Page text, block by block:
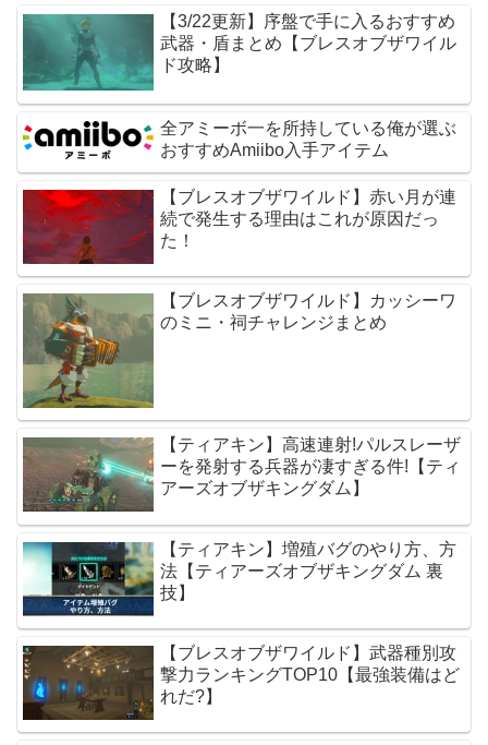
【3/22更新】序盤で手に入るおすすめ
武器・盾まとめ【ブレスオブザワイル
ド攻略】
全アミーボ一を所持している俺が選ぶ
おすすめAmiibo入手アイテム
【ブレスオブザワイルド】赤い月が連
続で発生する理由はこれが原因だっ
た！
【ブレスオブザワイルド】カッシーワ
のミニ・祠チャレンジまとめ
【ティアキン】高速連射!パルスレーザ
ーを発射する兵器が凄すぎる件!【ティ
アーズオブザキングダム】
【ティアキン】増殖バグのやり方、方
法【ティアーズオブザキングダム 裏
技】
【ブレスオブザワイルド】武器種別攻
撃力ランキングTOP10【最強装備はど
れだ?】